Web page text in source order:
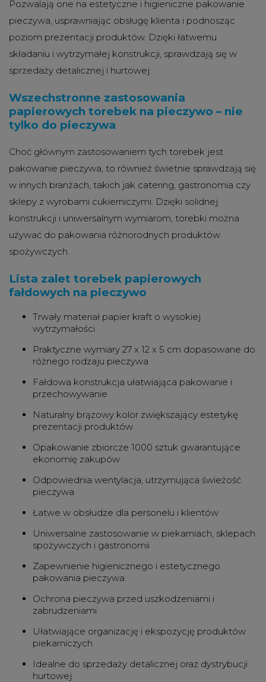
Pozwalają one na estetyczne i higieniczne pakowanie
pieczywa, usprawniając obsługę klienta i podnosząc
poziom prezentacji produktów. Dzięki łatwemu
składaniu i wytrzymałej konstrukcji, sprawdzają się w
sprzedaży detalicznej i hurtowej.
Wszechstronne zastosowania
papierowych torebek na pieczywo – nie
tylko do pieczywa
Choć głównym zastosowaniem tych torebek jest
pakowanie pieczywa, to również świetnie sprawdzają się
w innych branżach, takich jak catering, gastronomia czy
sklepy z wyrobami cukierniczymi. Dzięki solidnej
konstrukcji i uniwersalnym wymiarom, torebki można
używać do pakowania różnorodnych produktów
spożywczych.
Lista zalet torebek papierowych
fałdowych na pieczywo
Trwały materiał papier kraft o wysokiej
wytrzymałości
Praktyczne wymiary 27 x 12 x 5 cm dopasowane do
różnego rodzaju pieczywa
Fałdowa konstrukcja ułatwiająca pakowanie i
przechowywanie
Naturalny brązowy kolor zwiększający estetykę
prezentacji produktów
Opakowanie zbiorcze 1000 sztuk gwarantujące
ekonomię zakupów
Odpowiednia wentylacja, utrzymująca świeżość
pieczywa
Łatwe w obsłudze dla personelu i klientów
Uniwersalne zastosowanie w piekarniach, sklepach
spożywczych i gastronomii
Zapewnienie higienicznego i estetycznego
pakowania pieczywa
Ochrona pieczywa przed uszkodzeniami i
zabrudzeniami
Ułatwiające organizację i ekspozycję produktów
piekarniczych
Idealne do sprzedaży detalicznej oraz dystrybucji
hurtowej